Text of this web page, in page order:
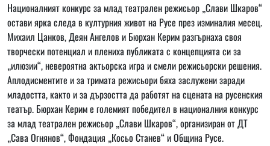
Националният конкурс за млад театрален режисьор „Слави Шкаров“
остави ярка следа в културния живот на Русе през изминалия месец.
Михаил Цанков, Деян Ангелов и Бюрхан Керим разгърнаха своя
творчески потенциал и плениха публиката с концепцията си за
„илюзии“, невероятна актьорска игра и смели режисьорски решения.
Аплодисментите и за тримата режисьори бяха заслужени заради
младостта, както и за дързостта да работят на сцената на русенския
театър. Бюрхан Керим е големият победител в националния конкурс
за млад театрален режисьор „Слави Шкаров“, организиран от ДТ
„Сава Огнянов“, Фондация „Косьо Станев“ и Община Русе.